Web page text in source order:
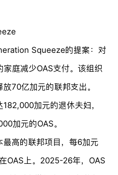
Squeeze的提案：对
庭减少OAS支付。该组织
70亿加元的联邦支出。
加元的退休夫妇，
加元的OAS。
最高的联邦项目，每6加元
OAS上。2025-26年，OAS